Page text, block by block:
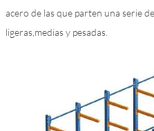
acero de las que parten una serie
ligeras,medias y pesadas.